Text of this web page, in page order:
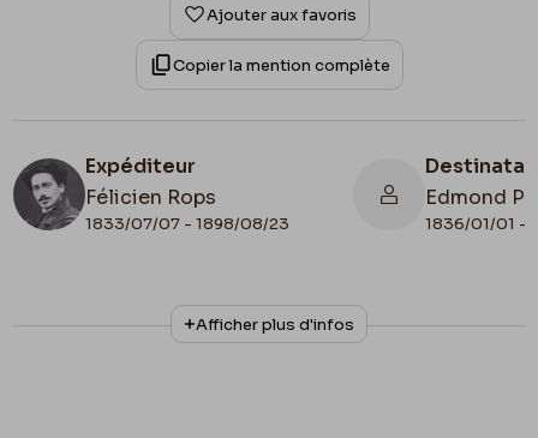
Ajouter aux favoris
Copier la mention complète
Expéditeur
Félicien Rops
1833/07/07 - 1898/08/23
Edmond
1836/01/01 -
N° d'inventaire
ML/00631/0038
Collationnage
Autographe
Afficher plus d'infos